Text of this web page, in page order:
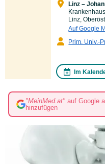
Linz –
Linz,
Auf Google
Prim. Univ.-
Im
"MeinMed.at" auf Google
hinzufügen